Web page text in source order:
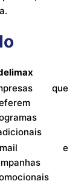
que
mail e